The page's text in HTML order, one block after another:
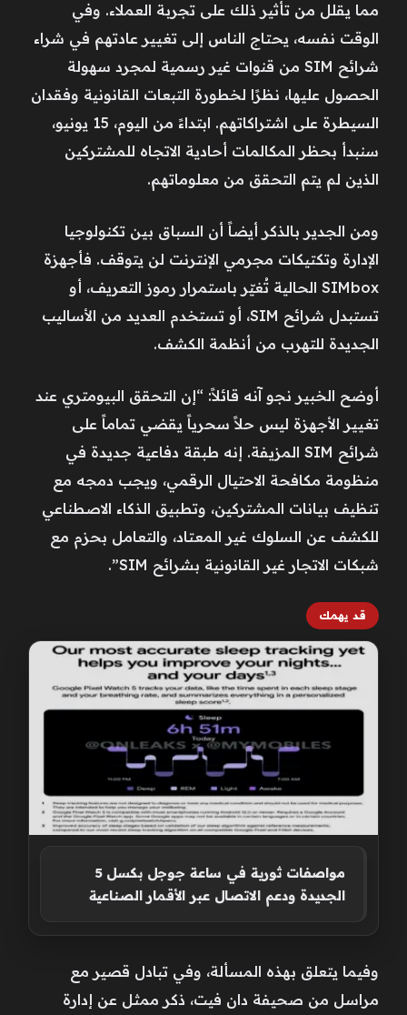
مما يقلل من تأثير ذلك على تجربة العملاء. وفي
الوقت نفسه، يحتاج الناس إلى تغيير عادتهم في شراء
شرائح SIM من قنوات غير رسمية لمجرد سهولة
الحصول عليها، نظرًا لخطورة التبعات القانونية وفقدان
السيطرة على اشتراكاتهم. ابتداءً من اليوم، 15 يونيو،
سنبدأ بحظر المكالمات أحادية الاتجاه للمشتركين
الذين لم يتم التحقق من معلوماتهم.
ومن الجدير بالذكر أيضاً أن السباق بين تكنولوجيا
الإدارة وتكتيكات مجرمي الإنترنت لن يتوقف. فأجهزة
SIMbox الحالية تُغيّر باستمرار رموز التعريف، أو
تستبدل شرائح SIM، أو تستخدم العديد من الأساليب
الجديدة للتهرب من أنظمة الكشف.
أوضح الخبير نجو آنه قائلاً: “إن التحقق البيومتري عند
تغيير الأجهزة ليس حلاً سحرياً يقضي تماماً على
شرائح SIM المزيفة. إنه طبقة دفاعية جديدة في
منظومة مكافحة الاحتيال الرقمي، ويجب دمجه مع
تنظيف بيانات المشتركين، وتطبيق الذكاء الاصطناعي
للكشف عن السلوك غير المعتاد، والتعامل بحزم مع
شبكات الاتجار غير القانونية بشرائح SIM”.
قد يهمك
مواصفات ثورية في ساعة جوجل بكسل 5
الجديدة ودعم الاتصال عبر الأقمار الصناعية
وفيما يتعلق بهذه المسألة، وفي تبادل قصير مع
مراسل من صحيفة دان فيت، ذكر ممثل عن إدارة